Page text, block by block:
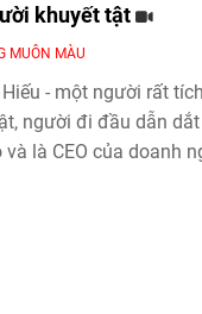
khuyết tật
MUÔN MÀU
- một người rất
người đi đầu dẫn
là CEO của doanh